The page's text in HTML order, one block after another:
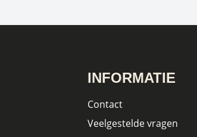
INFORMATIE
Contact
Veelgestelde vragen